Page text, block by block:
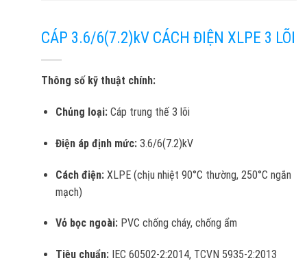
CÁP 3.6/6(7.2)kV CÁCH ĐIỆN XLPE 3 LÕI
Thông số kỹ thuật chính:
Chủng loại:Cáp trung thế 3 lõi
Điện áp định mức:3.6/6(7.2)kV
Cách điện:XLPE (chịu nhiệt 90°C thường, 250°C ngắn
mạch)
Vỏ bọc ngoài:PVC chống cháy, chống ẩm
Tiêu chuẩn:IEC 60502-2:2014, TCVN 5935-2:2013